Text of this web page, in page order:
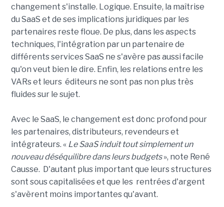
changement s'installe. Logique. Ensuite, la maîtrise
du SaaS et de ses implications juridiques par les
partenaires reste floue. De plus, dans les aspects
techniques, l'intégration par un partenaire de
différents services SaaS ne s'avère pas aussi facile
qu'on veut bien le dire. Enfin, les relations entre les
VARs et leurs éditeurs ne sont pas non plus très
fluides sur le sujet.
Avec le SaaS, le changement est donc profond pour
les partenaires, distributeurs, revendeurs et
intégrateurs. « Le SaaS induit tout simplement un
nouveau déséquilibre dans leurs budgets», note René
Causse. D'autant plus important que leurs structures
sont sous capitalisées et que les rentrées d'argent
s'avèrent moins importantes qu'avant.